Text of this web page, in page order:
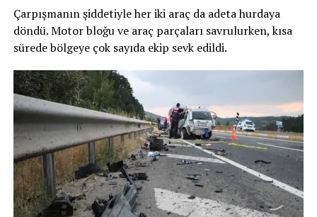
Çarpışmanın şiddetiyle her iki araç da adeta hurdaya
döndü. Motor bloğu ve araç parçaları savrulurken, kısa
sürede bölgeye çok sayıda ekip sevk edildi.